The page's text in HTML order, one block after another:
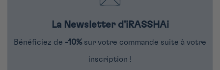
La Newsletter d'iRASSHAi
Bénéficiez de -10% sur votre commande suite à votre
inscription !